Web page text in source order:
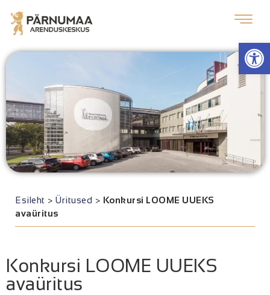
Esileht > Üritused > Konkursi LOOME UUEKS
avaüritus
Konkursi LOOME UUEKS
avaüritus